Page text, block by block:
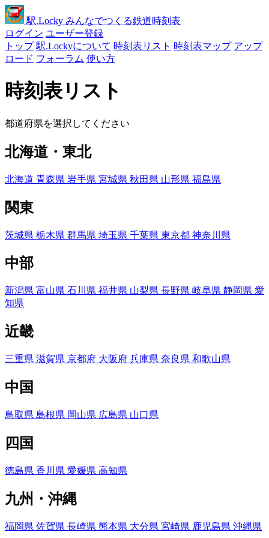
駅.Locky みんなでつくる鉄道時刻表
ログイン ユーザー登録
トップ 駅.Lockyについて 時刻表リスト 時刻表マップ アップ
ロード フォーラム 使い方
時刻表リスト
都道府県を選択してください
北海道・東北
北海道 青森県 岩手県 宮城県 秋田県 山形県 福島県
関東
茨城県 栃木県 群馬県 埼玉県 千葉県 東京都 神奈川県
中部
新潟県 富山県 石川県 福井県 山梨県 長野県 岐阜県 静岡県 愛
知県
近畿
三重県 滋賀県 京都府 大阪府 兵庫県 奈良県 和歌山県
中国
鳥取県 島根県 岡山県 広島県 山口県
四国
徳島県 香川県 愛媛県 高知県
九州・沖縄
福岡県 佐賀県 長崎県 熊本県 大分県 宮崎県 鹿児島県 沖縄県